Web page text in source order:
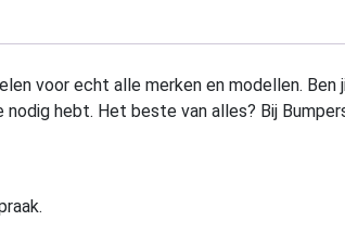
voor echt alle merken en modellen.
hebt. Het beste van alles? Bij